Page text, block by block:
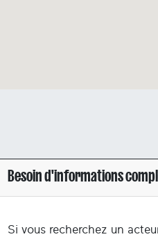
Besoin d'informations
Si vous recherchez un